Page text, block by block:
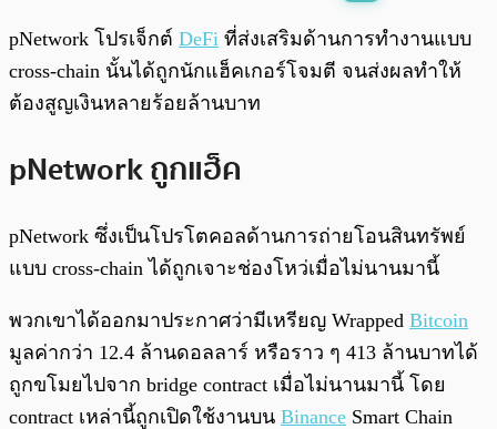
พร้อมเล่น 0:00
pNetwork โปรเจ็กต์ DeFi ที่ส่งเสริมด้านการทำงานแบบ
cross-chain นั้นได้ถูกนักแฮ็คเกอร์โจมตี จนส่งผลทำให้
ต้องสูญเงินหลายร้อยล้านบาท
pNetwork ถูกแฮ็ค
pNetwork ซึ่งเป็นโปรโตคอลด้านการถ่ายโอนสินทรัพย์
แบบ cross-chain ได้ถูกเจาะช่องโหว่เมื่อไม่นานมานี้
พวกเขาได้ออกมาประกาศว่ามีเหรียญ Wrapped Bitcoin
มูลค่ากว่า 12.4 ล้านดอลลาร์ หรือราว ๆ 413 ล้านบาทได้
ถูกขโมยไปจาก bridge contract เมื่อไม่นานมานี้ โดย
contract เหล่านี้ถูกเปิดใช้งานบน Binance Smart Chain